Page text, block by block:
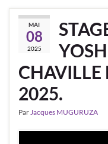
MAI
08
2025
CHAVILLE
2025.
ParJacques MUGURUZA